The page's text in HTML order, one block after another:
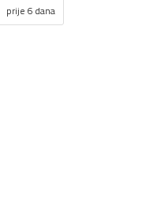
prije 6 dana